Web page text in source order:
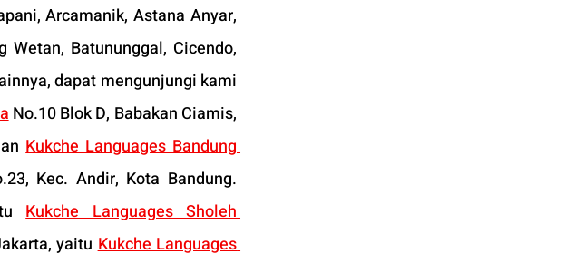
Arcamanik, Astana Anyar,
Wetan, Batununggal, Cicendo,
dapat mengunjungi kami
No.10 Blok D, Babakan Ciamis,
Kukche Languages Bandung
Kec. Andir, Kota Bandung.
Kukche Languages Sholeh
yaitu Kukche Languages